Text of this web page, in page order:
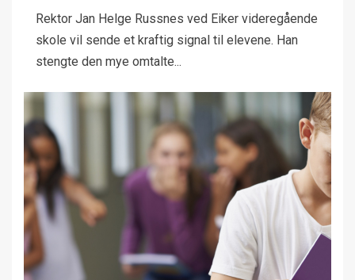
Rektor Jan Helge Russnes ved Eiker videregående
skole vil sende et kraftig signal til elevene. Han
stengte den mye omtalte...